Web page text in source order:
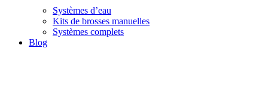
Systèmes d’eau
Kits de brosses manuelles
Systèmes complets
Blog